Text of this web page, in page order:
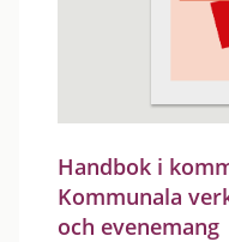
Handbok i
Kommunala
och evenemang